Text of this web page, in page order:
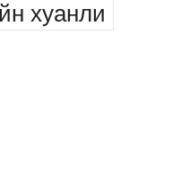
хуанли